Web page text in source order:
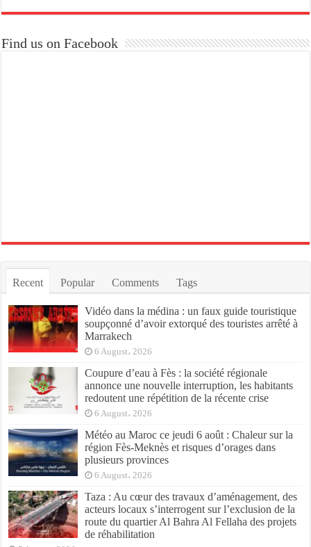
Find us on Facebook
Recent Popular Comments Tags
Vidéo dans la médina : un faux guide touristique
soupçonné d’avoir extorqué des touristes arrêté à
Marrakech
6 August، 2026
Coupure d’eau à Fès : la société régionale
annonce une nouvelle interruption, les habitants
redoutent une répétition de la récente crise
6 August، 2026
Météo au Maroc ce jeudi 6 août : Chaleur sur la
région Fès-Meknès et risques d’orages dans
plusieurs provinces
6 August، 2026
Taza : Au cœur des travaux d’aménagement, des
acteurs locaux s’interrogent sur l’exclusion de la
route du quartier Al Bahra Al Fellaha des projets
de réhabilitation